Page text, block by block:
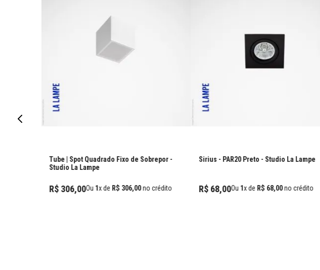
Tube | Spot Quadrado Fixo de Sobrepor -
Studio La Lampe
R$ 306,00Ou 1x de R$ 306,00no crédito
Sirius - PAR20 Preto - Studio La Lampe
R$ 68,00Ou 1x de R$ 68,00no crédito